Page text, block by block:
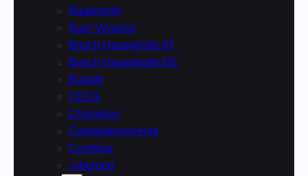
Bauknecht
Baur Versand
Bosch Hausgeräte AT
Bosch Hausgeräte DE
Bugatti
CECIL
Champion
Computeruniverse
Coolblue
cyberport